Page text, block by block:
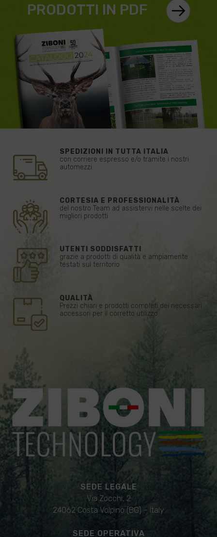
PRODOTTI IN PDF
SPEDIZIONI IN TUTTA ITALIA
con corriere espresso e/o tramite i nostri
automezzi
CORTESIA E PROFESSIONALITÀ
del nostro Team ad assistervi nelle scelte dei
migliori prodotti
UTENTI SODDISFATTI
grazie a prodotti di qualità e ampiamente
testati sul territorio
QUALITÀ
Prezzi chiari e prodotti completi dei necessari
accessori per il corretto utilizzo.
SEDE LEGALE
Via Zocchi, 2
24062 Costa Volpino (BG) – Italy
SEDE OPERATIVA